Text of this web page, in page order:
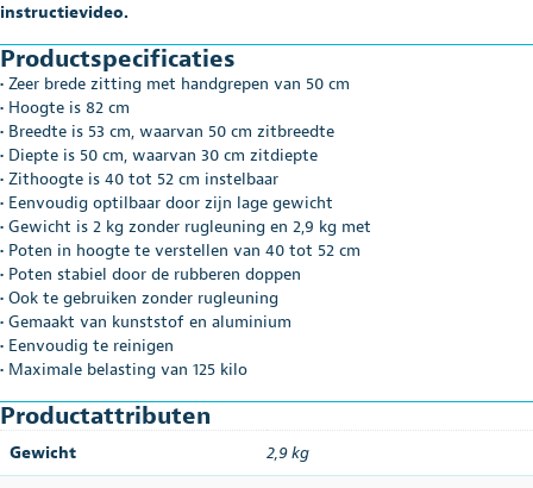
instructievideo.
Productspecificaties
• Zeer brede zitting met handgrepen van 50 cm
• Hoogte is 82 cm
• Breedte is 53 cm, waarvan 50 cm zitbreedte
• Diepte is 50 cm, waarvan 30 cm zitdiepte
• Zithoogte is 40 tot 52 cm instelbaar
• Eenvoudig optilbaar door zijn lage gewicht
• Gewicht is 2 kg zonder rugleuning en 2,9 kg met
• Poten in hoogte te verstellen van 40 tot 52 cm
• Poten stabiel door de rubberen doppen
• Ook te gebruiken zonder rugleuning
• Gemaakt van kunststof en aluminium
• Eenvoudig te reinigen
• Maximale belasting van 125 kilo
Productattributen
Gewicht 2,9 kg